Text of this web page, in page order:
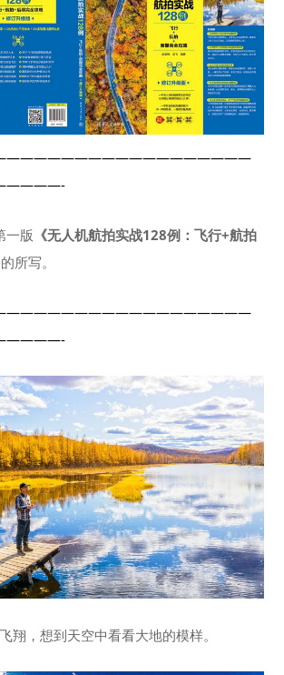
一版 《无人机航拍实战128例：飞行+航拍
的所写。
翔，想到天空中看看大地的模样。